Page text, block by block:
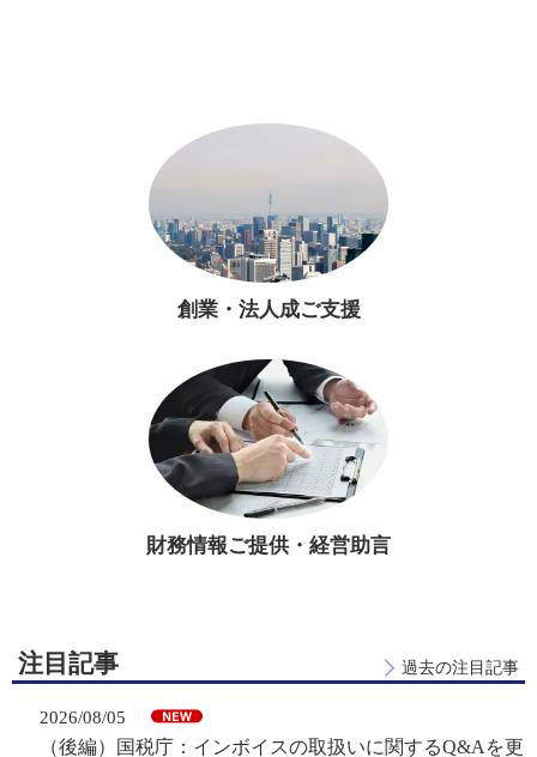
創業・法人成ご支援
財務情報ご提供・経営助言
注目記事 過去の注目記事
2026/08/05
（後編）国税庁：インボイスの取扱いに関するQ&Aを更